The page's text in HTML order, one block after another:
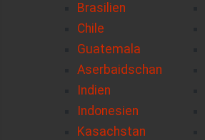
Brasilien
Chile
Guatemala
Aserbaidschan
Indien
Indonesien
Kasachstan